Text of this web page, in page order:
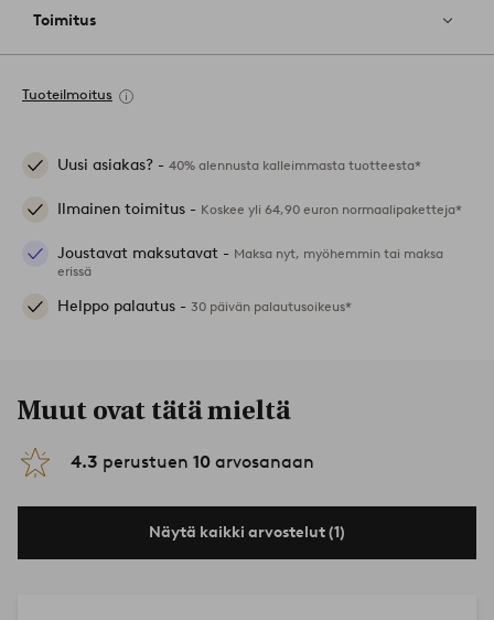
Toimitus
Tuoteilmoitus
Uusi asiakas? - 40% alennusta kalleimmasta tuotteesta*
Ilmainen toimitus - Koskee yli 64,90 euron normaalipaketteja*
Joustavat maksutavat - Maksa nyt, myöhemmin tai maksa
erissä
Helppo palautus - 30 päivän palautusoikeus*
Muut ovat tätä mieltä
4.3 perustuen 10 arvosanaan
Näytä kaikki arvostelut (1)